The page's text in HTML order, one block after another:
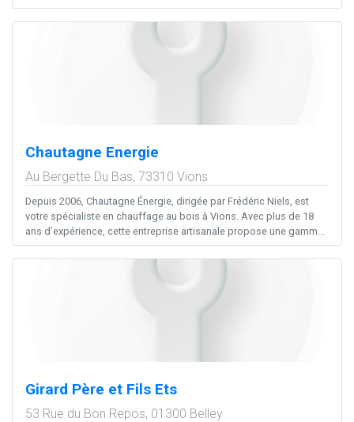
Chautagne Energie
Au Bergette Du Bas, 73310 Vions
Depuis 2006, Chautagne Énergie, dirigée par Frédéric Niels, est
votre spécialiste en chauffage au bois à Vions. Avec plus de 18
ans d’expérience, cette entreprise artisanale propose une gamm...
Girard Père et Fils Ets
53 Rue du Bon Repos, 01300 Belley